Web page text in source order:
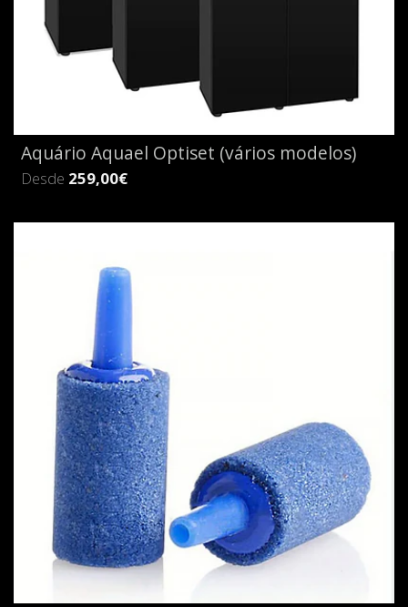
Aquário Aquael Optiset (vários modelos)
Desde 259,00€